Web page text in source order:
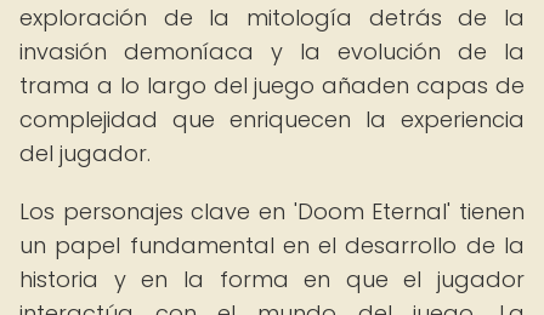
exploración de la mitología detrás de la
invasión demoníaca y la evolución de la
trama a lo largo del juego añaden capas de
complejidad que enriquecen la experiencia
del jugador.
Los personajes clave en 'Doom Eternal' tienen
un papel fundamental en el desarrollo de la
historia y en la forma en que el jugador